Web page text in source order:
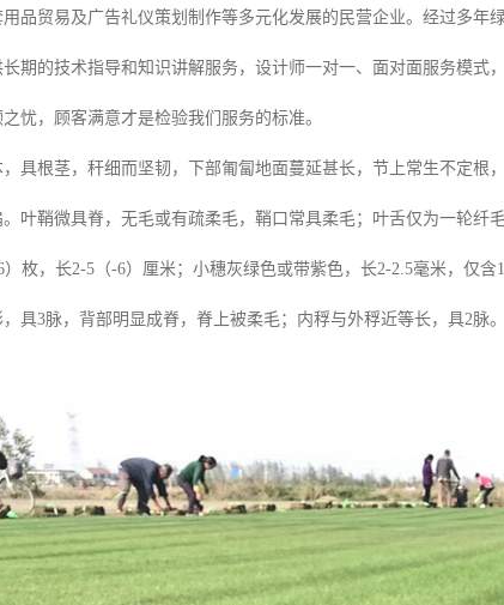
品贸易及广告礼仪策划制作等多元化发展的民营企业。经过多年
期的技术指导和知识讲解服务，设计师一对一、面对面服务模式
忧，顾客满意才是检验我们服务的标准。
具根茎，秆细而坚韧，下部匍匐地面蔓延甚长，节上常生不定根
叶鞘微具脊，无毛或有疏柔毛，鞘口常具柔毛；叶舌仅为一轮纤
枚，长2-5（-6）厘米；小穗灰绿色或带紫色，长2-2.5毫米，仅
具3脉，背部明显成脊，脊上被柔毛；内稃与外稃近等长，具2脉